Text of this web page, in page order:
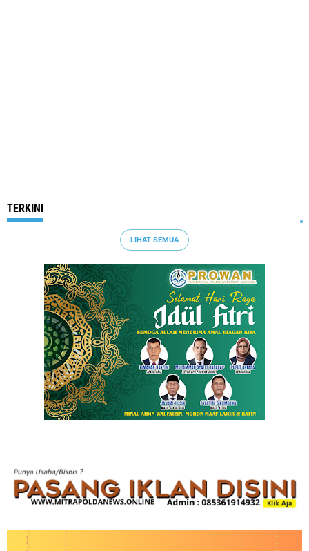
TERKINI
LIHAT SEMUA